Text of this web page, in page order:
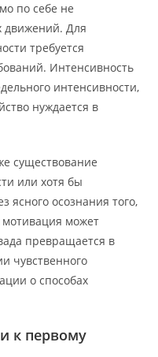
по себе не
движений. Для
требуется
Интенсивность
интенсивности,
нуждается в
существование
или хотя бы
ясного осознания того,
мотивация может
превращается в
чувственного
о способах
к первому